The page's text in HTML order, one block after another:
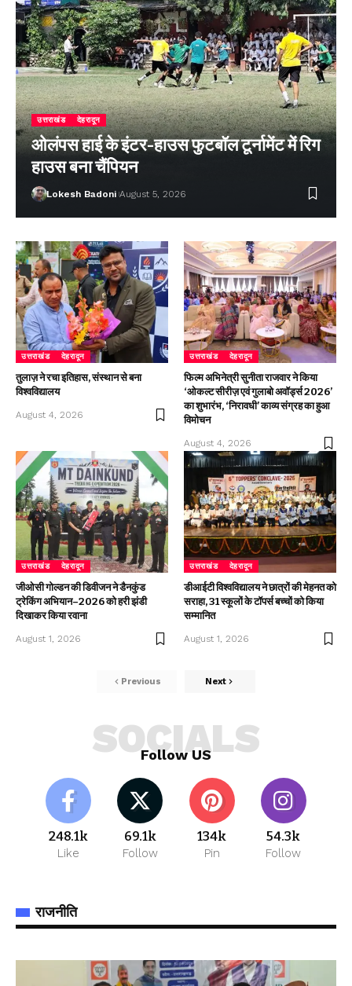
उत्तराखंड देहरादून
ओलंपस हाई के इंटर-हाउस फुटबॉल टूर्नामेंट में रिग
हाउस बना चैंपियन
Lokesh Badoni August 5, 2026
उत्तराखंड देहरादून
तुलाज़ ने रचा इतिहास, संस्थान से बना
विश्वविद्यालय
August 4, 2026
उत्तराखंड देहरादून
फिल्म अभिनेत्री सुनीता राजवार ने किया
‘ओकल्ट सीरीज़ एवं गुलाबो अवॉर्ड्स 2026’
का शुभारंभ, ‘निरावधी’ काव्य संग्रह का हुआ
विमोचन
August 4, 2026
उत्तराखंड देहरादून
जीओसी गोल्डन की डिवीजन ने डैनकुंड
ट्रेकिंग अभियान–2026 को हरी झंडी
दिखाकर किया रवाना
August 1, 2026
उत्तराखंड देहरादून
डीआईटी विश्वविद्यालय ने छात्रों की मेहनत को
सराहा, 31 स्कूलों के टॉपर्स बच्चों को किया
सम्मानित
August 1, 2026
Previous Next
Follow US
SOCIALS
248.1k
Like
69.1k
Follow
134k
Pin
54.3k
Follow
राजनीति